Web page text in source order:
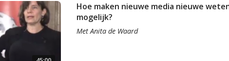
Hoe maken nieuwe media nieuwe
mogelijk?
MetAnita de Waard